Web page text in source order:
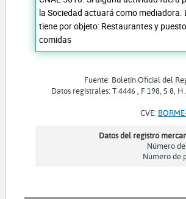
la Sociedad actuará como mediadora.
tiene por objeto: Restaurantes y
comidas
Fuente: Boletín Oficial del
Datos registrales: T 4446 , F 198, S 8, H
CVE:
Datos del registro
Número
Número de